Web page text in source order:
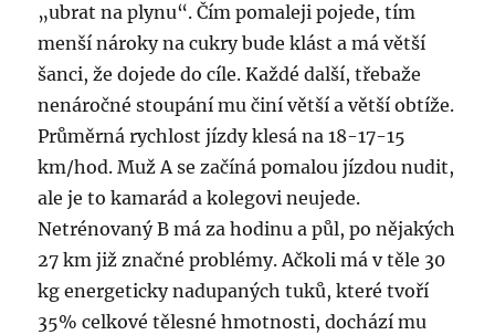
„ubrat na plynu“. Čím pomaleji pojede, tím
menší nároky na cukry bude klást a má větší
šanci, že dojede do cíle. Každé další, třebaže
nenáročné stoupání mu činí větší a větší obtíže.
Průměrná rychlost jízdy klesá na 18-17-15
km/hod. Muž A se začíná pomalou jízdou nudit,
ale je to kamarád a kolegovi neujede.
Netrénovaný B má za hodinu a půl, po nějakých
27 km již značné problémy. Ačkoli má v těle 30
kg energeticky nadupaných tuků, které tvoří
35% celkové tělesné hmotnosti, dochází mu